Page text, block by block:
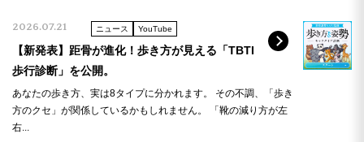
足の状態を丁寧に確認していただき、足指や足首の
動きについて分かりやすく説明していただきまし
た。リハビリ方法も教えていただいたので、自宅で
も継続して取り組んでみようと思います。まだ初回
2026.07.21 ニュース YouTube
【新発表】距骨が進化！歩き方が見える「TBTI
歩行診断」を公開。
あなたの歩き方、実は8タイプに分かれます。 その不調、「歩き
方のクセ」が関係しているかもしれません。 「靴の減り方が左
右...